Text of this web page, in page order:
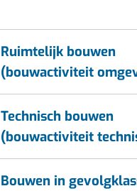
Ruimtelijk bouwen
(bouwactiviteit
Technisch bouwen
(bouwactiviteit
Bouwen in